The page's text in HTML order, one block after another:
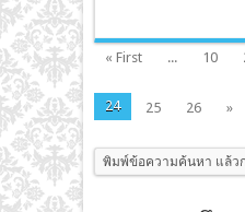
« First ... 10
24
25 26 »